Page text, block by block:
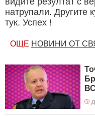
натрупали. Другите
тук. Успех !
ОЩЕ НОВИНИ ОТ